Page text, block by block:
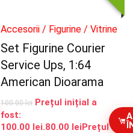
Accesorii / Figurine / Vitrine
Set Figurine Courier
Service Ups, 1:64
American Dioarama
100.00lei Prețul inițial a
fost:
100.00 lei.80.00 leiPrețul